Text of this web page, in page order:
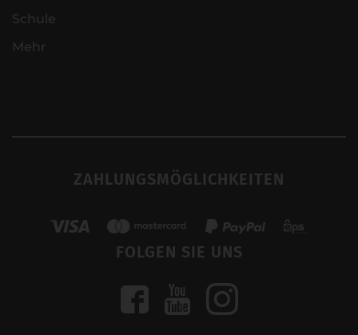
Schule
Mehr
ZAHLUNGSMÖGLICHKEITEN
FOLGEN SIE UNS